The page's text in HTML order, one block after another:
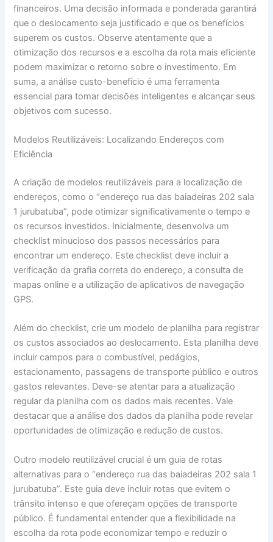
financeiros. Uma decisão informada e ponderada garantirá
que o deslocamento seja justificado e que os benefícios
superem os custos. Observe atentamente que a
otimização dos recursos e a escolha da rota mais eficiente
podem maximizar o retorno sobre o investimento. Em
suma, a análise custo-benefício é uma ferramenta
essencial para tomar decisões inteligentes e alcançar seus
objetivos com sucesso.
Modelos Reutilizáveis: Localizando Endereços com
Eficiência
A criação de modelos reutilizáveis para a localização de
endereços, como o “endereço rua das baiadeiras 202 sala
1 jurubatuba”, pode otimizar significativamente o tempo e
os recursos investidos. Inicialmente, desenvolva um
checklist minucioso dos passos necessários para
encontrar um endereço. Este checklist deve incluir a
verificação da grafia correta do endereço, a consulta de
mapas online e a utilização de aplicativos de navegação
GPS.
Além do checklist, crie um modelo de planilha para registrar
os custos associados ao deslocamento. Esta planilha deve
incluir campos para o combustível, pedágios,
estacionamento, passagens de transporte público e outros
gastos relevantes. Deve-se atentar para a atualização
regular da planilha com os dados mais recentes. Vale
destacar que a análise dos dados da planilha pode revelar
oportunidades de otimização e redução de custos.
Outro modelo reutilizável crucial é um guia de rotas
alternativas para o “endereço rua das baiadeiras 202 sala 1
jurubatuba”. Este guia deve incluir rotas que evitem o
trânsito intenso e que ofereçam opções de transporte
público. É fundamental entender que a flexibilidade na
escolha da rota pode economizar tempo e reduzir o